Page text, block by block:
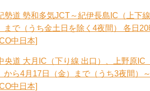
勢道 勢和多気JCT～紀伊長島IC（上下
まで（うち金土日を除く4夜間） 各日
中日本]
央道 大月IC（下り線 出口）、上野原
から4月17日（金）まで（うち3夜間
中日本]